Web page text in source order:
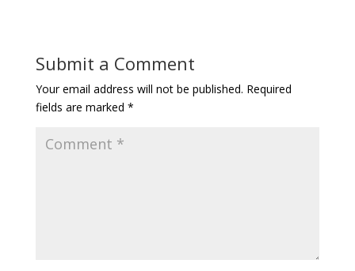
Submit a Comment
Your email address will not be published. Required
fields are marked *